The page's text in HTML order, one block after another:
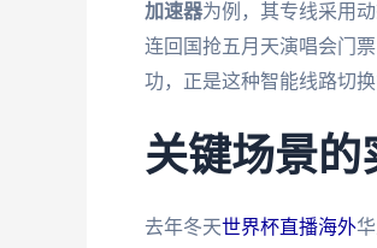
加速器为例，其专线采用
连回国抢五月天演唱会门
功，正是这种智能线路切换
关键场景的
去年冬天世界杯直播海外